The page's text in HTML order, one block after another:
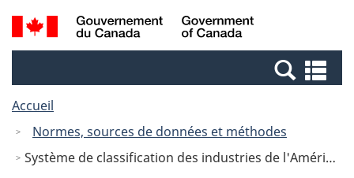
Passer
au
Passer
au
Passer
à
Canada
Recherche
et
et
Accueil
Normes, sources de données et méthodes
Système de classification des industries de l'Amérique du Nord (SCIAN) Canada 2012